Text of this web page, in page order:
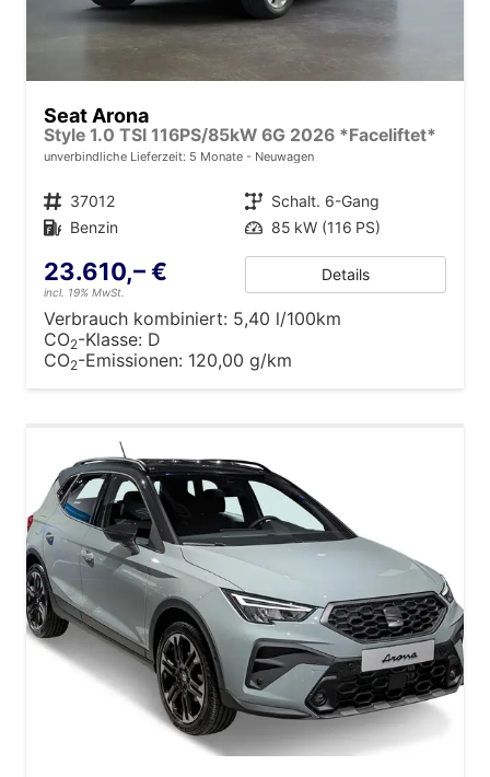
Seat Arona
Style 1.0 TSI 116PS/85kW 6G 2026 *Faceliftet*
unverbindliche Lieferzeit: 5 Monate Neuwagen
Fahrzeugnr. 37012 Getriebe Schalt. 6-Gang
Kraftstoff Benzin Leistung 85 kW (116 PS)
23.610,– €
incl. 19% MwSt.
Details
Verbrauch kombiniert: 5,40 l/100km
CO2-Klasse: D
CO2-Emissionen: 120,00 g/km